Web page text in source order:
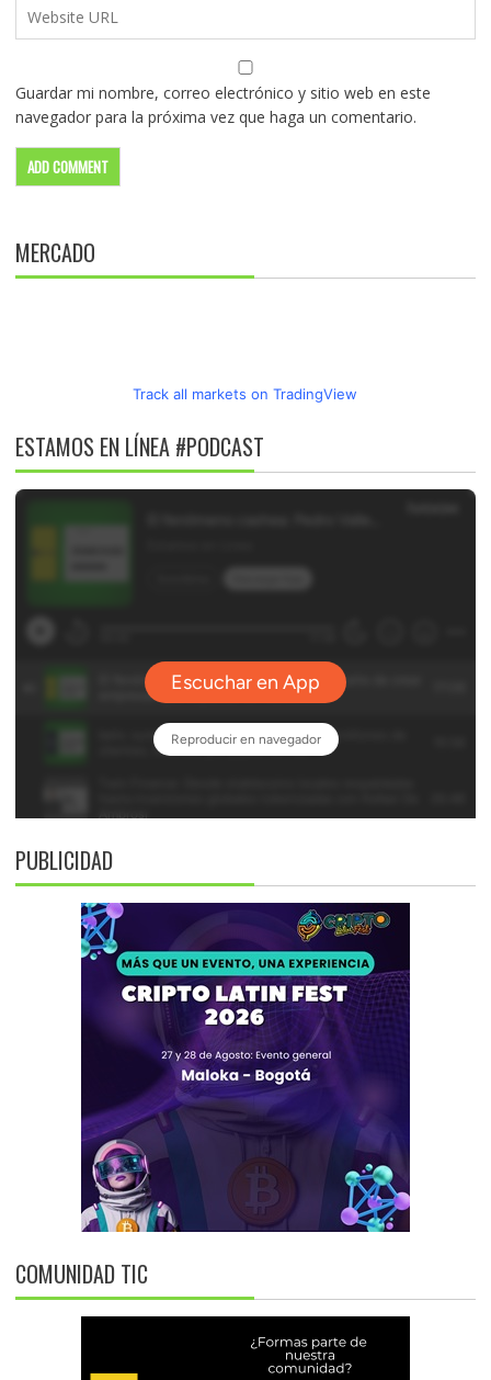
Guardar mi nombre, correo electrónico y sitio web en este
navegador para la próxima vez que haga un comentario.
MERCADO
Track all markets on TradingView
ESTAMOS EN LÍNEA #PODCAST
PUBLICIDAD
COMUNIDAD TIC